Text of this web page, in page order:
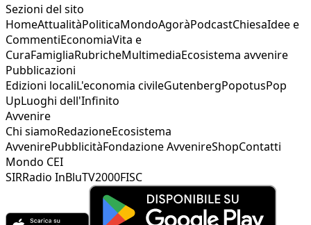
Sezioni del sito
HomeAttualitàPoliticaMondoAgoràPodcastChiesaIdee e
CommentiEconomiaVita e
CuraFamigliaRubricheMultimediaEcosistema avvenire
Pubblicazioni
Edizioni localiL'economia civileGutenbergPopotusPop
UpLuoghi dell'Infinito
Avvenire
Chi siamoRedazioneEcosistema
AvvenirePubblicitàFondazione AvvenireShopContatti
Mondo CEI
SIRRadio InBluTV2000FISC